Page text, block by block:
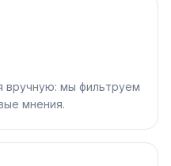
вручную: мы фильтруем
мнения.